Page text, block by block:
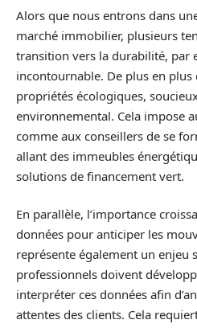
Alors que nous entrons dans
marché immobilier, plusieurs
transition vers la durabilité, par
incontournable. De plus en plus
propriétés écologiques,
environnemental. Cela impose
comme aux conseillers de se
allant des immeubles
solutions de financement vert.
En parallèle, l’importance
données pour anticiper les
représente également un enjeu
professionnels doivent
interpréter ces données afin
attentes des clients. Cela